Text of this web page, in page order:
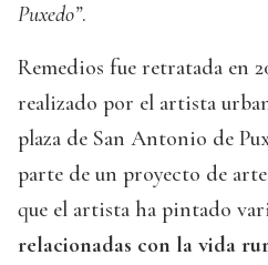
Puxedo”.
Remedios fue retratada en
realizado por el artista
plaza de San Antonio de
parte de un proyecto de
que el artista ha pintado
relacionadas con la vida